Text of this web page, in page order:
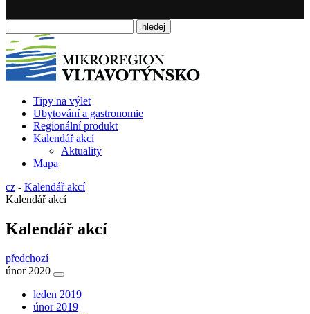
Tipy na výlet
Ubytování a gastronomie
Regionální produkt
Kalendář akcí
Aktuality
Mapa
cz - Kalendář akcí
Kalendář akcí
Kalendář akcí
předchozí
únor 2020
leden 2019
únor 2019